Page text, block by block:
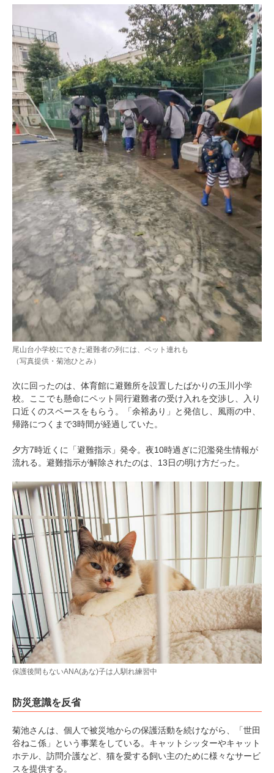
尾山台小学校にできた避難者の列には、ペット連れも
（写真提供・菊池ひとみ）
次に回ったのは、体育館に避難所を設置したばかりの玉川小学
校。ここでも懸命にペット同行避難者の受け入れを交渉し、入り
口近くのスペースをもらう。「余裕あり」と発信し、風雨の中、
帰路につくまで3時間が経過していた。
夕方7時近くに「避難指示」発令。夜10時過ぎに氾濫発生情報が
流れる。避難指示が解除されたのは、13日の明け方だった。
保護後間もないANA(あな)子は人馴れ練習中
防災意識を反省
菊池さんは、個人で被災地からの保護活動を続けながら、「世田
谷ねこ係」という事業をしている。キャットシッターやキャット
ホテル、訪問介護など、猫を愛する飼い主のために様々なサービ
スを提供する。